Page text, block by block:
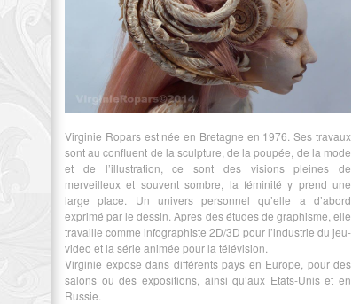
Virginie Ropars est née en Bretagne en 1976. Ses travaux
sont au confluent de la sculpture, de la poupée, de la mode
et de l’illustration, ce sont des visions pleines de
merveilleux et souvent sombre, la féminité y prend une
large place. Un univers personnel qu’elle a d’abord
exprimé par le dessin. Apres des études de graphisme, elle
travaille comme infographiste 2D/3D pour l’industrie du jeu-
video et la série animée pour la télévision.
Virginie expose dans différents pays en Europe, pour des
salons ou des expositions, ainsi qu’aux Etats-Unis et en
Russie.